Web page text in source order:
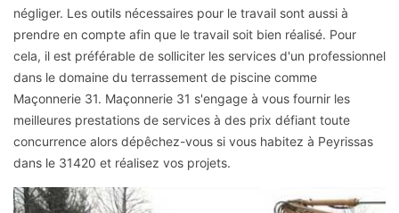
négliger. Les outils nécessaires pour le travail sont aussi à
prendre en compte afin que le travail soit bien réalisé. Pour
cela, il est préférable de solliciter les services d'un professionnel
dans le domaine du terrassement de piscine comme
Maçonnerie 31. Maçonnerie 31 s'engage à vous fournir les
meilleures prestations de services à des prix défiant toute
concurrence alors dépêchez-vous si vous habitez à Peyrissas
dans le 31420 et réalisez vos projets.